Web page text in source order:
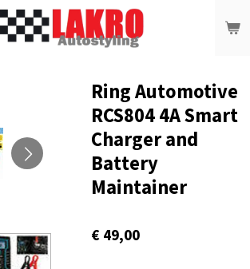
Ring Automotive
RCS804 4A Smart
Charger and
Battery
Maintainer
€ 49,00